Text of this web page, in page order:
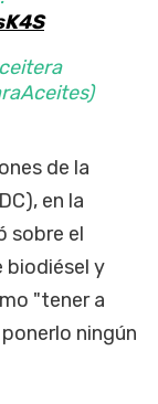
de la
en la
sobre el
biodiésel y
"tener a
ningún